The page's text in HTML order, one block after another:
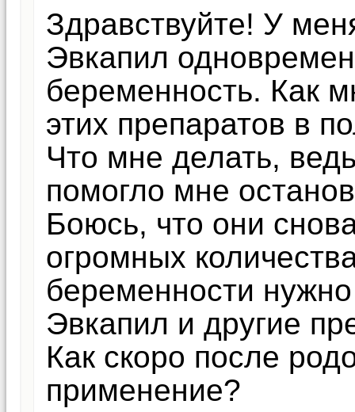
Здравствуйте! У
Эвкапил
беременность. Как
этих препаратов в
Что мне делать,
помогло мне
Боюсь, что они
огромных
беременности
Эвкапил и другие
Как скоро после
применение?